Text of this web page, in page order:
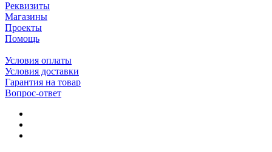
Реквизиты
Магазины
Проекты
Помощь
Условия оплаты
Условия доставки
Гарантия на товар
Вопрос-ответ